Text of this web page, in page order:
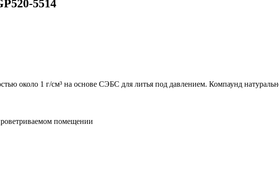
5514
около 1 г/см³ на основе СЭБС для литья под давлением. Компаунд
помещении